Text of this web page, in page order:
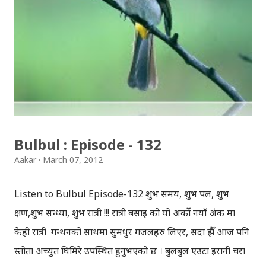
बुलबुललियन । हामी यहाँ एकाकार भएर लाग्छौं, गजलको भावनात्मक
सहवासमा । " एउटा प्रेमको बिरुवा हामी रोप्छौं.....युग युग सम्म लगाएर यो
प्रीतलाई अमर गर्छौँ।" Bulbul is a Radio Program (a gajal
program). Thanks to BULBUL Team for bringing
such a wonderful program.You can directly send your
suggestion, comments & even your gajal to: bulb...
Bulbul : Episode - 132
Aakar March 07, 2012
Listen to Bulbul Episode-132 शुभ समय, शुभ पल, शुभ
क्षण,शुभ सन्ध्या, शुभ रात्री !!! रात्री बसाइ को यो अर्को नयाँ अंक मा
केही रात्री गन्थनको साथमा सुमधुर गजलहरु लिएर, सदा झैँ आज पनि
प्रस्तोता अच्युत घिमिरे उपस्थित हुनुभएको छ । बुलबुल एउटा इरानी चरा